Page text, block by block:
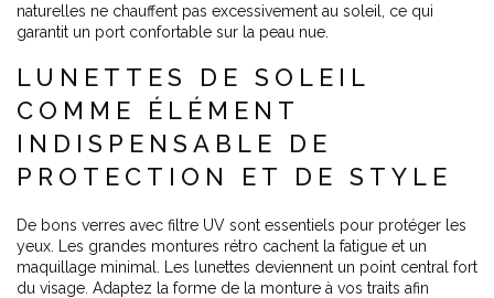
naturelles ne chauffent pas excessivement au soleil, ce qui
garantit un port confortable sur la peau nue.
LUNETTES DE SOLEIL
COMME ÉLÉMENT
INDISPENSABLE DE
PROTECTION ET DE STYLE
De bons verres avec filtre UV sont essentiels pour protéger les
yeux. Les grandes montures rétro cachent la fatigue et un
maquillage minimal. Les lunettes deviennent un point central fort
du visage. Adaptez la forme de la monture à vos traits afin